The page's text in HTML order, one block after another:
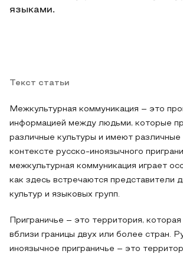
языками.
Текст статьи
Межкультурная коммуникация – это
информацией между людьми, которые
различные культуры и имеют различные
контексте русско-иноязычного
межкультурная коммуникация играет
как здесь встречаются представители
культур и языковых групп.
Приграничье – это территория,
вблизи границы двух или более стран.
иноязычное приграничье – это